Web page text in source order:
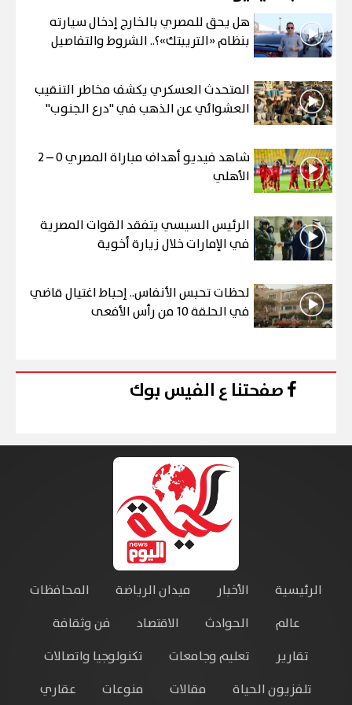
هل يحق للمصري بالخارج إدخال سيارته
بنظام «التريبتك»؟.. الشروط والتفاصيل
المتحدث العسكري يكشف مخاطر التنقيب
العشوائي عن الذهب في "درع الجنوب"
شاهد فيديو أهداف مباراة المصري 0 – 2
الأهلي
الرئيس السيسي يتفقد القوات المصرية
في الإمارات خلال زيارة أخوية
لحظات تحبس الأنفاس.. إحباط اغتيال قاضي
في الحلقة 10 من رأس الأفعى
صفحتنا ع الفيس بوك
الرئيسية الأخبار ميدان الرياضة
المحافظات
عالم
الحوادث الاقتصاد
فن وثقافة
تقارير
تعليم وجامعات
تكنولوجيا واتصالات
تلفزيون الحياة
مقالات منوعات عقاري